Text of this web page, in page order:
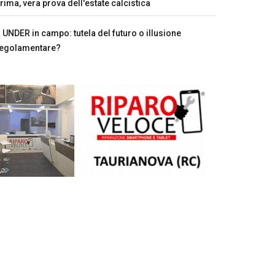
vera prova dell'estate calcistica
UNDER in campo: tutela del futuro o illusione